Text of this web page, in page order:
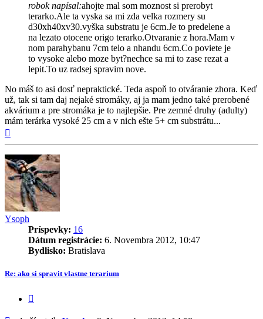
robok napísal:ahojte mal som moznost si prerobyt
terarko.Ale ta vyska sa mi zda velka rozmery su
d30xh40xv30.vyška substratu je 6cm.Je to predelene a
na lezato otocene origo terarko.Otvaranie z hora.Mam v
nom parahybanu 7cm telo a nhandu 6cm.Co poviete je
to vysoke alebo moze byt?nechce sa mi to zase rezat a
lepit.To uz radsej spravim nove.
No máš to asi dosť nepraktické. Teda aspoň to otváranie zhora. Keď
už, tak si tam daj nejaké stromáky, aj ja mam jedno také prerobené
akvárium a pre stromáka je to najlepšie. Pre zemné druhy (adulty)
mám terárka vysoké 25 cm a v nich ešte 5+ cm substrátu...
Ysoph
Príspevky: 16
Dátum registrácie: 6. Novembra 2012, 10:47
Bydlisko: Bratislava
Re: ako si spravit vlastne terarium